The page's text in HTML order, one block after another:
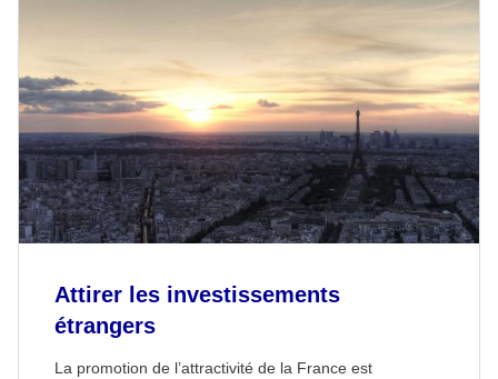
Attirer les investissements
étrangers
La promotion de l’attractivité de la France est